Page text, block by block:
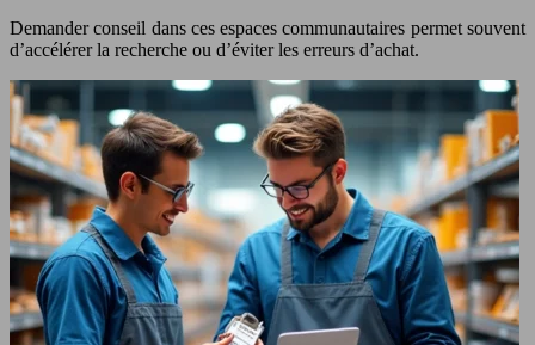
Demander conseil dans ces espaces communautaires permet souvent
d’accélérer la recherche ou d’éviter les erreurs d’achat.